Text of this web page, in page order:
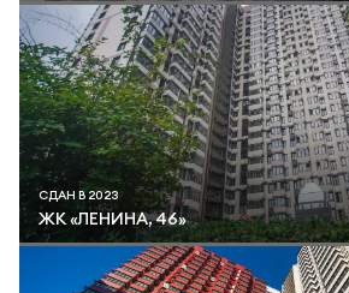
ЖК «ЛЕНИНА, 46»
СДАН В 2023